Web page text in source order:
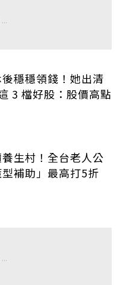
穩穩領錢！她出清
3 檔好股：股價高點
生村！全台老人公
補助」最高打5折